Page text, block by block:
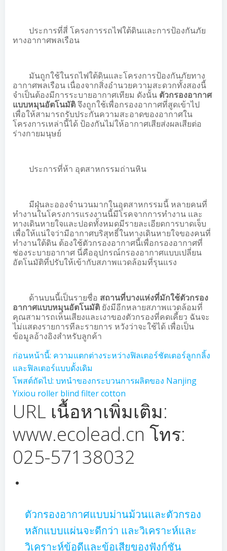
ประการที่สี่ โครงการรถไฟใต้ดินและการป้องกันภัย
ทางอากาศพลเรือน
มันถูกใช้ในรถไฟใต้ดินและโครงการป้องกันภัยทาง
อากาศพลเรือน เนื่องจากสิ่งอำนวยความสะดวกทั้งสองนี้
จำเป็นต้องมีการระบายอากาศเทียม ดังนั้น ตัวกรองอากาศ
แบบหมุนอัตโนมัติ จึงถูกใช้เพื่อกรองอากาศที่สูดเข้าไป
เพื่อให้สามารถรับประกันความสะอาดของอากาศใน
โครงการเหล่านี้ได้ ป้องกันไม่ให้อากาศเสียส่งผลเสียต่อ
ร่างกายมนุษย์
ประการที่ห้า อุตสาหกรรมถ่านหิน
มีฝุ่นละอองจำนวนมากในอุตสาหกรรมนี้ หลายคนที่
ทำงานในโครงการแรงงานนี้มีโรคจากการทำงาน และ
ทางเดินหายใจและปอดทั้งหมดมีรายละเอียดการบาดเจ็บ
เพื่อให้แน่ใจว่ามีอากาศบริสุทธิ์ในทางเดินหายใจของคนที่
ทำงานใต้ดิน ต้องใช้ตัวกรองอากาศนี้เพื่อกรองอากาศที่
ช่องระบายอากาศ นี่คืออุปกรณ์กรองอากาศแบบเปลี่ยน
อัตโนมัติที่ปรับให้เข้ากับสภาพแวดล้อมที่รุนแรง
ด้านบนนี้เป็นรายชื่อ สถานที่บางแห่งที่มักใช้ตัวกรอง
อากาศแบบหมุนอัตโนมัติ ยังมีอีกหลายสภาพแวดล้อมที่
คุณสามารถเห็นเสียงและเงาของตัวกรองที่คดเคี้ยว ฉันจะ
ไม่แสดงรายการทีละรายการ หวังว่าจะใช้ได้ เพื่อเป็น
ข้อมูลอ้างอิงสำหรับลูกค้า
ก่อนหน้านี้: ความแตกต่างระหว่างฟิลเตอร์ชัตเตอร์ลูกกลิ้ง
และฟิลเตอร์แบบดั้งเดิม
โพสต์ถัดไป: บทนำของกระบวนการผลิตของ Nanjing
Yixiou roller blind filter cotton
URL เนื้อหาเพิ่มเติม:
www.ecolead.cn โทร:
025-57138032
ตัวกรองอากาศแบบม่านม้วนและตัวกรอง
หลักแบบแผ่นจะดีกว่า และวิเคราะห์และ
วิเคราะห์ข้อดีและข้อเสียของฟังก์ชัน